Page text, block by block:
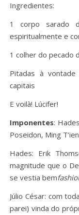
Ingredientes:
1 corpo sarado
espiritualmente e
1 colher do pecado
Pitadas à
capitais
E voilà! Lúcifer!
Imponentes:
Poseidon, Ming T’ien
Hades: Erik
magnitude que o
se vestia bem
Júlio César: com
parei) vinda do